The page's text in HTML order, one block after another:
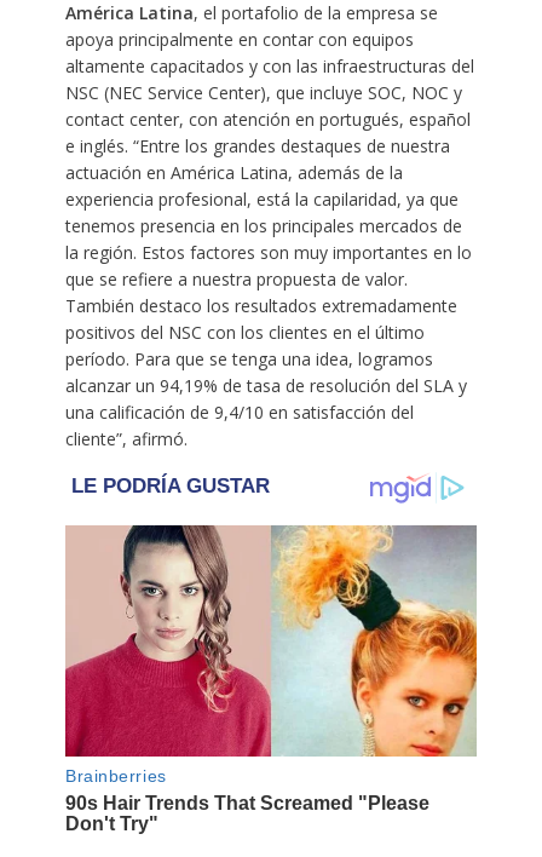
América Latina, el portafolio de la empresa se
apoya principalmente en contar con equipos
altamente capacitados y con las infraestructuras del
NSC (NEC Service Center), que incluye SOC, NOC y
contact center, con atención en portugués, español
e inglés. “Entre los grandes destaques de nuestra
actuación en América Latina, además de la
experiencia profesional, está la capilaridad, ya que
tenemos presencia en los principales mercados de
la región. Estos factores son muy importantes en lo
que se refiere a nuestra propuesta de valor.
También destaco los resultados extremadamente
positivos del NSC con los clientes en el último
período. Para que se tenga una idea, logramos
alcanzar un 94,19% de tasa de resolución del SLA y
una calificación de 9,4/10 en satisfacción del
cliente”, afirmó.